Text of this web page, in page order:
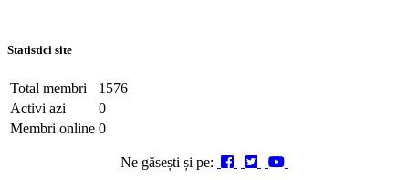
Statistici site
Total membri
1576
Activi azi
0
Membri online 0
Ne găsești și pe: